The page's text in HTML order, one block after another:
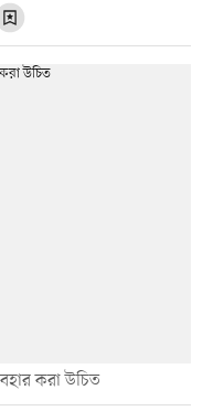
করা উচিত